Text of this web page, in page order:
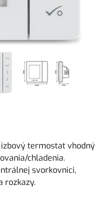
izbový termostat vhodný
chladenia.
svorkovnici,
rozkazy.